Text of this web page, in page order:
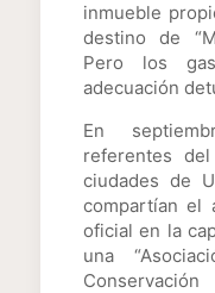
inmueble
destino de
Pero los
adecuación
En
referentes
ciudades de
compartían el
oficial en la
una